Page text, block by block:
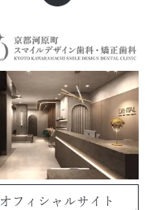
オフィシャルサイト